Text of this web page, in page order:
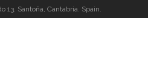
13. Santoña, Cantabria. Spain.